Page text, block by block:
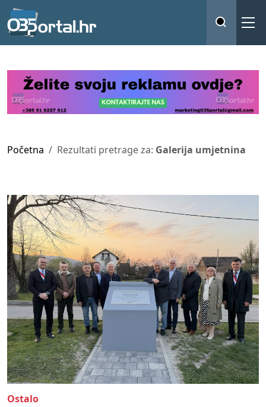
Početna Rezultati pretrage za: Galerija umjetnina
Ostalo